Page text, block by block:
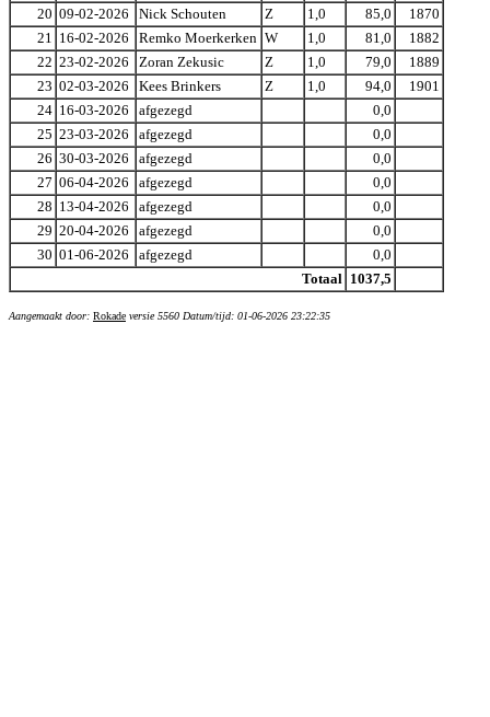
20 09-02-2026 Nick Schouten Z 1,0 85,0
1870
21 16-02-2026 Remko Moerkerken W 1,0 81,0
1882
22 23-02-2026 Zoran Zekusic Z 1,0 79,0
1889
23 02-03-2026 Kees Brinkers Z 1,0 94,0
1901
24 16-03-2026 afgezegd
0,0
25 23-03-2026 afgezegd
0,0
26 30-03-2026 afgezegd
0,0
27 06-04-2026 afgezegd
0,0
28 13-04-2026 afgezegd
0,0
29 20-04-2026 afgezegd
0,0
30 01-06-2026 afgezegd
0,0
Totaal 1037,5
Aangemaakt door: Rokade versie 5560 Datum/tijd: 01-06-2026 23:22:35